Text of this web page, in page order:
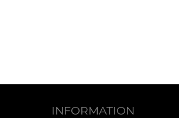
INFORMATION